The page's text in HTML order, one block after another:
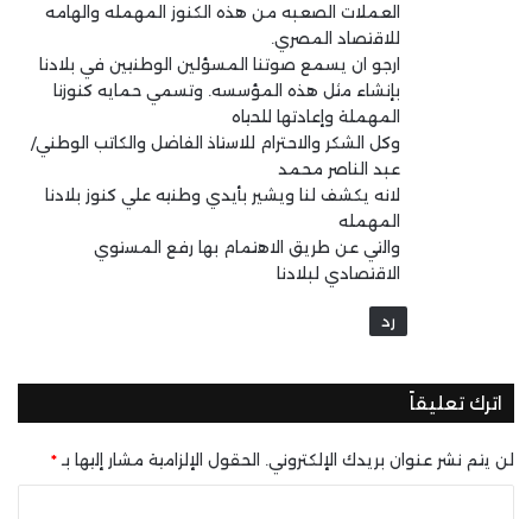
العملات الصعبه من هذه الكنوز المهمله والهامه
للاقتصاد المصري.
ارجو ان يسمع صوتنا المسؤلين الوطنيين في بلادنا
بإنشاء مثل هذه المؤسسه. وتسمي حمايه كنوزنا
المهملة وإعادتها للحياه
وكل الشكر والاحترام للاستاذ الفاضل والكاتب الوطني/
عبد الناصر محمد
لانه يكشف لنا ويشير بأيدي وطنيه علي كنوز بلادنا
المهمله
والتي عن طريق الاهتمام بها رفع المستوي
الاقتصادي لبلادنا
رد
اترك تعليقاً
لن يتم نشر عنوان بريدك الإلكتروني. الحقول الإلزامية مشار إليها بـ*